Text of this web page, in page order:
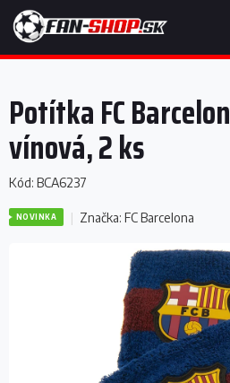
Prejsť
obsah
Potítka FC
vínová, 2 ks
Kód: BCA6237
NOVINKA Značka:FC Barcelona